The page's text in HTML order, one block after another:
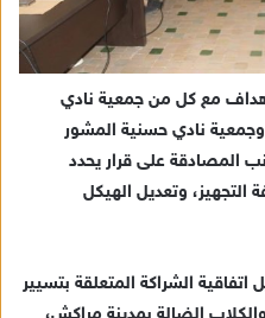
مع كل من جمعية نادي
نادي حسنية المشور
المصادقة على قرار يحدد
وتعديل الهيكل
الشراكة المتعلقة بتسيير